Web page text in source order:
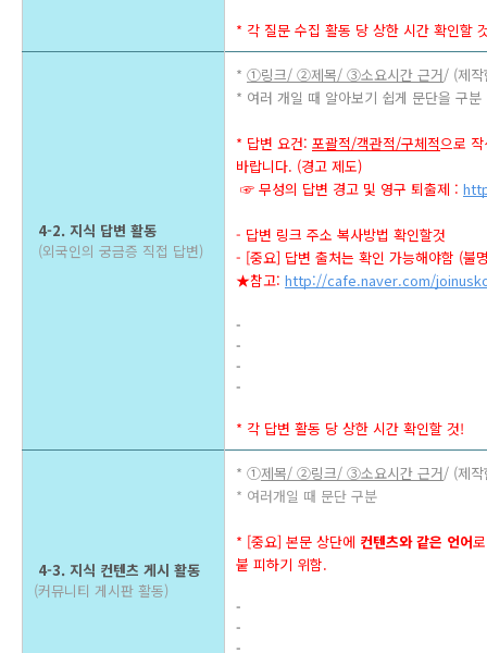
* 각 질문 수집 활동 당 상한 시간 확인할
4-2. 지식 답변 활동
(외국인의 궁금증 직접 답변)
* ①링크/ ②제목/ ③소요시간 근거/ (제작
* 여러 개일 때 알아보기 쉽게 문단을 구분
* 답변 요건: 포괄적/객관적/구체적으로
바랍니다. (경고 제도)
☞ 무성의 답변 경고 및 영구 퇴출제 :
- 답변 링크 주소 복사방법 확인할것
- [중요] 답변 출처는 확인 가능해야함 (불
★참고: http://cafe.naver.com/
-
-
-
-
* 각 답변 활동 당 상한 시간 확인할 것!
4-3. 지식 컨텐츠 게시 활동
(커뮤니티 게시판 활동)
* ①제목/ ②링크/ ③소요시간 근거/ (제작
* 여러개일 때 문단 구분
* [중요] 본문 상단에 컨텐츠와 같은 언어
붙 피하기 위함.
-
-
-